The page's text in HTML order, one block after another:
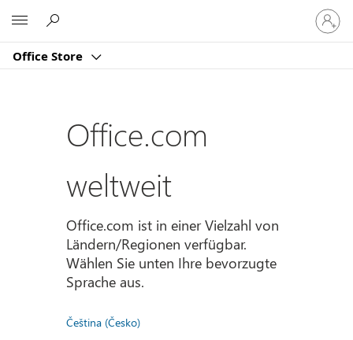
Office Store
Bei
Ihrem
Konto
Office.com
weltweit
Office.com ist in einer Vielzahl von
Ländern/Regionen verfügbar.
Wählen Sie unten Ihre bevorzugte
Sprache aus.
Čeština (Česko)